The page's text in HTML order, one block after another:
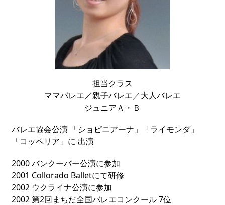
担当クラス
ママバレエ／親子バレエ／大人バレエ
ジュニアＡ・Ｂ
バレエ協会公演 「ショピニアーナ」「ライモンダ」
「コッペリア」に 出演
2000 バンクーバー公演に参加
2001 Collorado Balletにて研修
2002 ウクライナ公演に参加
2002 第2回まちだ全国バレエコンクール 7位